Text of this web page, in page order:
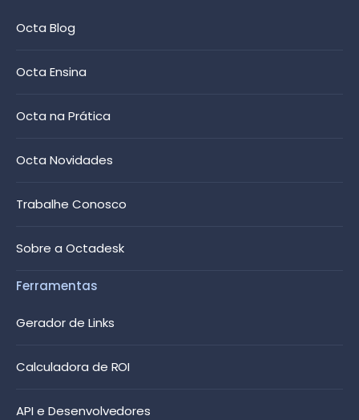
Octa Blog
Octa Ensina
Octa na Prática
Octa Novidades
Trabalhe Conosco
Sobre a Octadesk
Ferramentas
Gerador de Links
Calculadora de ROI
API e Desenvolvedores